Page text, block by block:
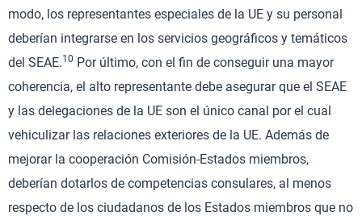
modo, los representantes especiales de la UE y su personal
deberían integrarse en los servicios geográficos y temáticos
del SEAE.10 Por último, con el fin de conseguir una mayor
coherencia, el alto representante debe asegurar que el SEAE
y las delegaciones de la UE son el único canal por el cual
vehiculizar las relaciones exteriores de la UE. Además de
mejorar la cooperación Comisión-Estados miembros,
deberían dotarlos de competencias consulares, al menos
respecto de los ciudadanos de los Estados miembros que no